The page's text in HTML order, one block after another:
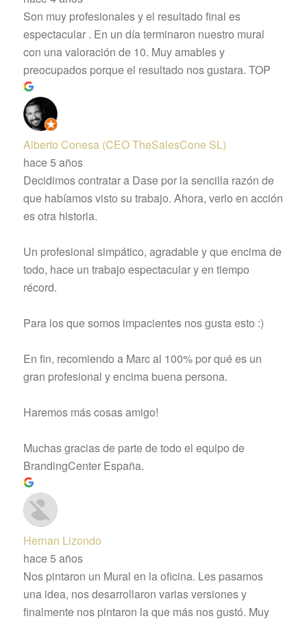
Son muy profesionales y el resultado final es
espectacular . En un día terminaron nuestro mural
con una valoración de 10. Muy amables y
preocupados porque el resultado nos gustara. TOP
Alberto Conesa (CEO TheSalesCone SL)
hace 5 años
Decidimos contratar a Dase por la sencilla razón de
que habíamos visto su trabajo. Ahora, verlo en acción
es otra historia.
Un profesional simpático, agradable y que encima de
todo, hace un trabajo espectacular y en tiempo
récord.
Para los que somos impacientes nos gusta esto :)
En fin, recomiendo a Marc al 100% por qué es un
gran profesional y encima buena persona.
Haremos más cosas amigo!
Muchas gracias de parte de todo el equipo de
BrandingCenter España.
Hernan Lizondo
hace 5 años
Nos pintaron un Mural en la oficina. Les pasamos
una idea, nos desarrollaron varias versiones y
finalmente nos pintaron la que más nos gustó. Muy